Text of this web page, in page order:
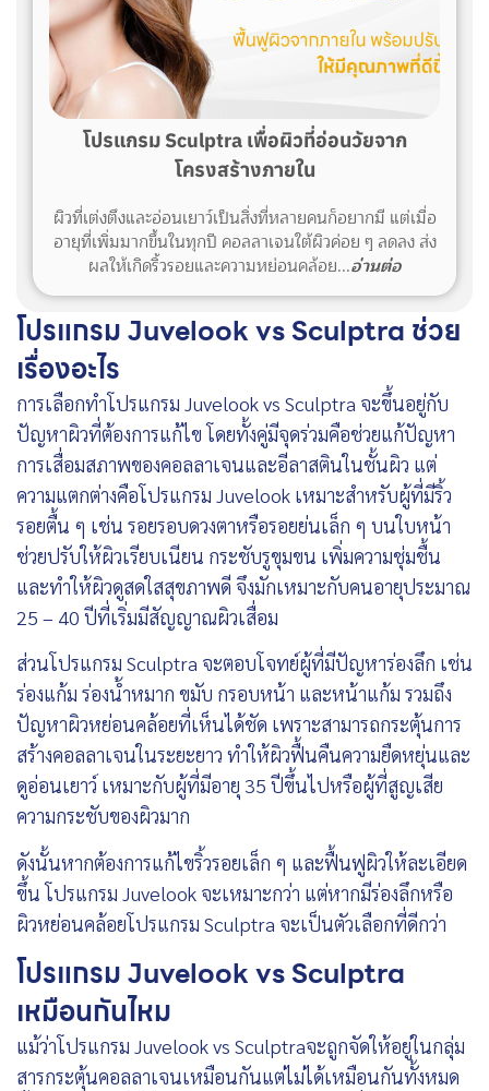
โปรแกรม Sculptra เพื่อผิวที่อ่อนวัยจาก
โครงสร้างภายใน
ผิวที่เต่งตึงและอ่อนเยาว์เป็นสิ่งที่หลายคนก็อยากมี แต่เมื่อ
อายุที่เพิ่มมากขึ้นในทุกปี คอลลาเจนใต้ผิวค่อย ๆ ลดลง ส่ง
ผลให้เกิดริ้วรอยและความหย่อนคล้อย...อ่านต่อ
โปรแกรม Juvelook vs Sculptra ช่วย
เรื่องอะไร
การเลือกทำโปรแกรม Juvelook vs Sculptra จะขึ้นอยู่กับ
ปัญหาผิวที่ต้องการแก้ไข โดยทั้งคู่มีจุดร่วมคือช่วยแก้ปัญหา
การเสื่อมสภาพของคอลลาเจนและอีลาสตินในชั้นผิว แต่
ความแตกต่างคือโปรแกรม Juvelook เหมาะสำหรับผู้ที่มีริ้ว
รอยตื้น ๆ เช่น รอยรอบดวงตาหรือรอยย่นเล็ก ๆ บนใบหน้า
ช่วยปรับให้ผิวเรียบเนียน กระชับรูขุมขน เพิ่มความชุ่มชื้น
และทำให้ผิวดูสดใสสุขภาพดี จึงมักเหมาะกับคนอายุประมาณ
25 – 40 ปีที่เริ่มมีสัญญาณผิวเสื่อม
ส่วนโปรแกรม Sculptra จะตอบโจทย์ผู้ที่มีปัญหาร่องลึก เช่น
ร่องแก้ม ร่องน้ำหมาก ขมับ กรอบหน้า และหน้าแก้ม รวมถึง
ปัญหาผิวหย่อนคล้อยที่เห็นได้ชัด เพราะสามารถกระตุ้นการ
สร้างคอลลาเจนในระยะยาว ทำให้ผิวฟื้นคืนความยืดหยุ่นและ
ดูอ่อนเยาว์ เหมาะกับผู้ที่มีอายุ 35 ปีขึ้นไปหรือผู้ที่สูญเสีย
ความกระชับของผิวมาก
ดังนั้นหากต้องการแก้ไขริ้วรอยเล็ก ๆ และฟื้นฟูผิวให้ละเอียด
ขึ้น โปรแกรม Juvelook จะเหมาะกว่า แต่หากมีร่องลึกหรือ
ผิวหย่อนคล้อยโปรแกรม Sculptra จะเป็นตัวเลือกที่ดีกว่า
โปรแกรม Juvelook vs Sculptra
เหมือนกันไหม
แม้ว่าโปรแกรม Juvelook vs Sculptraจะถูกจัดให้อยู่ในกลุ่ม
สารกระตุ้นคอลลาเจนเหมือนกันแต่ไม่ได้เหมือนกันทั้งหมด